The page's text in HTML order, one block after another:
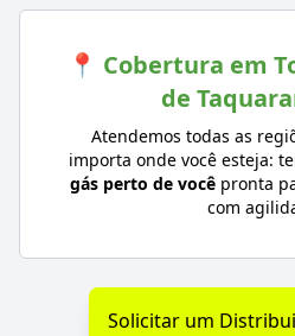
📍 Cobertura em
de
Atendemos todas as
importa onde você esteja:
gás perto de vocêpronta
com
Solicitar um